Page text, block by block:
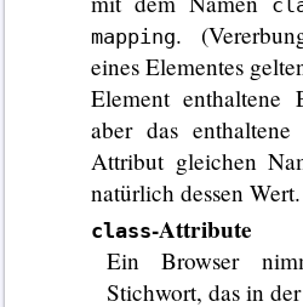
mapping.
eines Elementes
Element enthaltene
aber das
Attribut gleichen
natürlich dessen Wert.
class-Attribute
Ein Browser
Stichwort, das in